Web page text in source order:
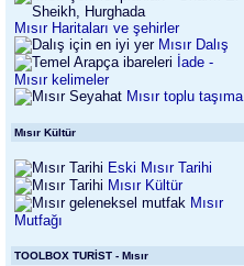
Mısır Haritaları ve şehirler
Mısır Dalış
İade -
Mısır kelimeler
Mısır toplu taşıma
Mısır Kültür
Eski Mısır Tarihi
Mısır Kültür
Mısır
Mutfağı
TOOLBOX TURİST - Mısır